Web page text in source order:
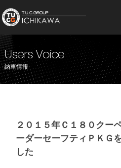
Users Voice
納車情報
２０１５年Ｃ１８０クー
ーダーセーフティＰＫＧ
した